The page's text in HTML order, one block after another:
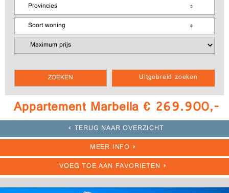
Uitgebreid zoeken
Provincies
Soort woning
Appartement Marbella € 269.900,-
TERUG NAAR OVERZICHT
MEER INFO
VOEG TOE AAN FAVORIETEN